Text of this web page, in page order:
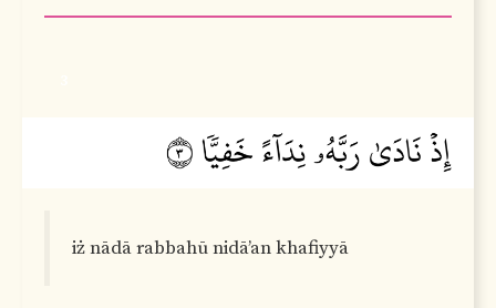
iż nādā rabbahū nidā’an khafiyyā